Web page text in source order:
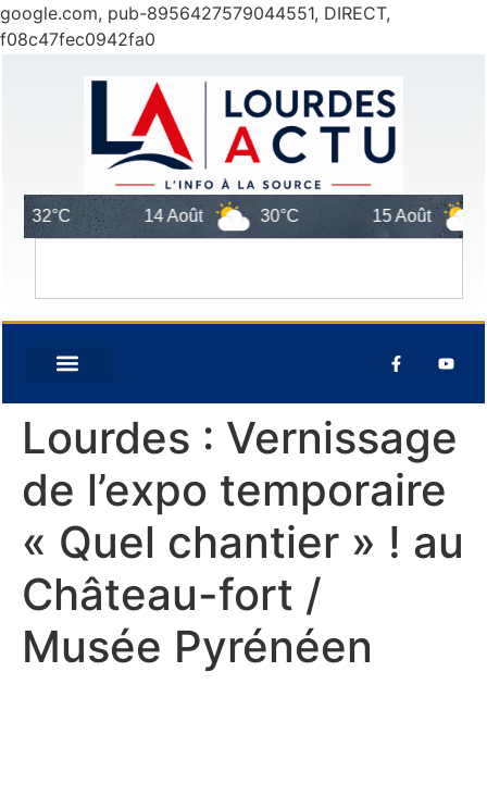
google.com, pub-8956427579044551, DIRECT,
f08c47fec0942fa0
14 Août 30°C 27°C
Lourdes : Vernissage
de l’expo temporaire
« Quel chantier » ! au
Château-fort /
Musée Pyrénéen